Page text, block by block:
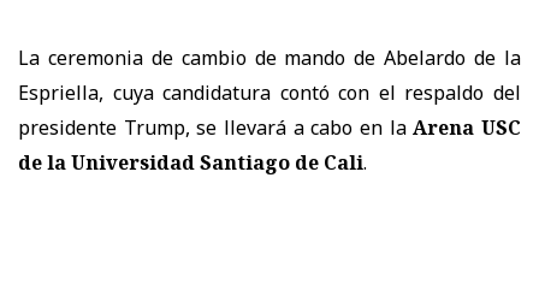
La ceremonia de cambio de mando de Abelardo de la
Espriella, cuya candidatura contó con el respaldo del
presidente Trump, se llevará a cabo en laArena USC
de la Universidad Santiago de Cali.